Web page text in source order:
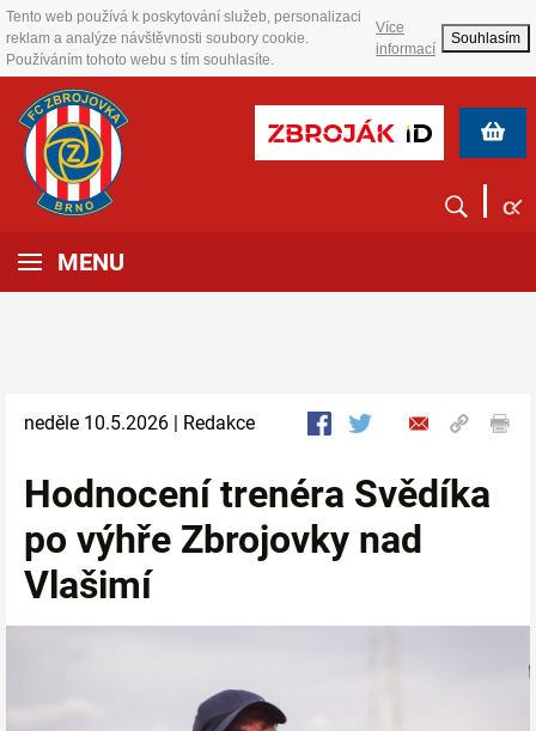
Tento web používá k poskytování služeb, personalizaci
reklam a analýze návštěvnosti soubory cookie.
Používáním tohoto webu s tím souhlasíte.
Více
informací
Souhlasím
MENU
neděle 10.5.2026 | Redakce
Hodnocení trenéra Svědíka
po výhře Zbrojovky nad
Vlašimí